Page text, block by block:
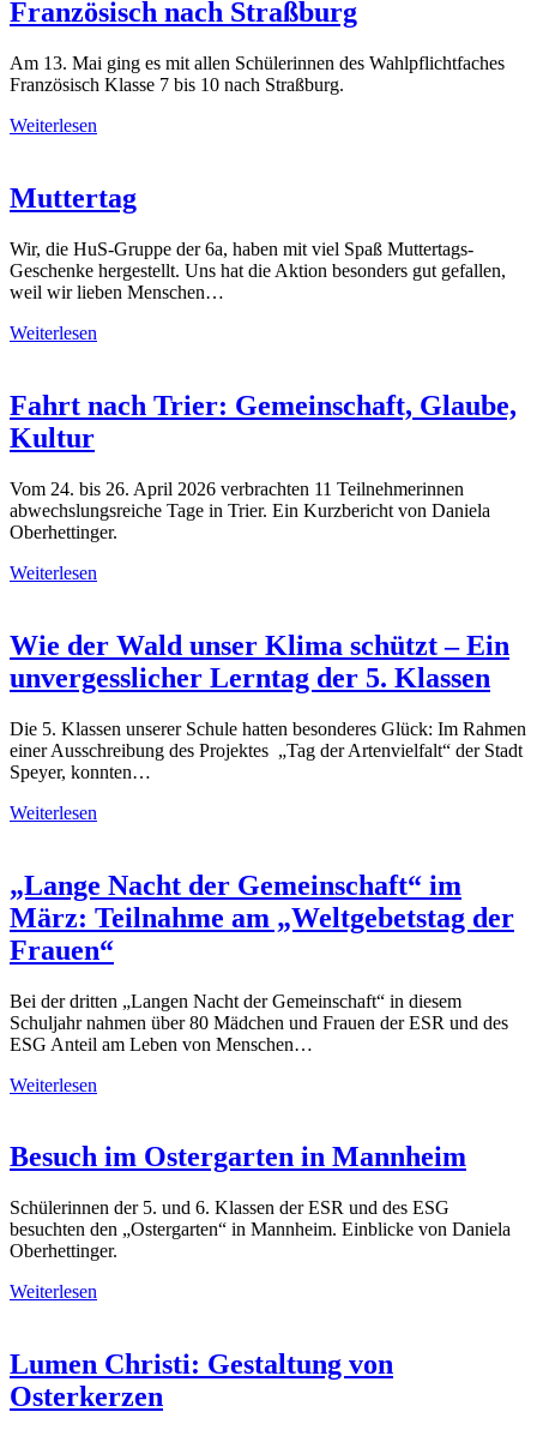
Französisch nach Straßburg
Am 13. Mai ging es mit allen Schülerinnen des Wahlpflichtfaches
Französisch Klasse 7 bis 10 nach Straßburg.
Weiterlesen
Muttertag
Wir, die HuS-Gruppe der 6a, haben mit viel Spaß Muttertags-
Geschenke hergestellt. Uns hat die Aktion besonders gut gefallen,
weil wir lieben Menschen…
Weiterlesen
Fahrt nach Trier: Gemeinschaft, Glaube,
Kultur
Vom 24. bis 26. April 2026 verbrachten 11 Teilnehmerinnen
abwechslungsreiche Tage in Trier. Ein Kurzbericht von Daniela
Oberhettinger.
Weiterlesen
Wie der Wald unser Klima schützt – Ein
unvergesslicher Lerntag der 5. Klassen
Die 5. Klassen unserer Schule hatten besonderes Glück: Im Rahmen
einer Ausschreibung des Projektes „Tag der Artenvielfalt“ der Stadt
Speyer, konnten…
Weiterlesen
„Lange Nacht der Gemeinschaft“ im
März: Teilnahme am „Weltgebetstag der
Frauen“
Bei der dritten „Langen Nacht der Gemeinschaft“ in diesem
Schuljahr nahmen über 80 Mädchen und Frauen der ESR und des
ESG Anteil am Leben von Menschen…
Weiterlesen
Besuch im Ostergarten in Mannheim
Schülerinnen der 5. und 6. Klassen der ESR und des ESG
besuchten den „Ostergarten“ in Mannheim. Einblicke von Daniela
Oberhettinger.
Weiterlesen
Lumen Christi: Gestaltung von
Osterkerzen